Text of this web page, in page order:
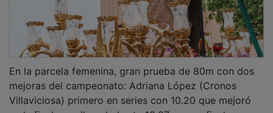
mejoras del campeonato: Adriana López (Cronos
Villaviciosa) primero en series con 10.20 que mejoró
en la final para llevarlo hasta 10.07 en una final muy